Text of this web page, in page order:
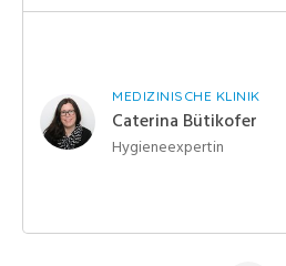
MEDIZINISCHE KLINIK
Caterina Bütikofer
Hygieneexpertin